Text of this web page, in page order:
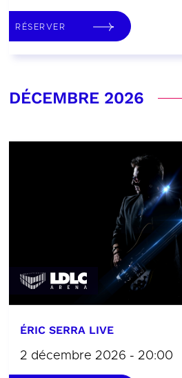
RÉSERVER
DÉCEMBRE 2026
ÉRIC SERRA LIVE
2 décembre 2026 - 20:00